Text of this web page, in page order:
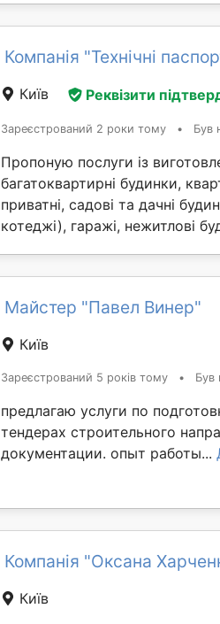
Компанія "Технічні
Київ Реквізити
Зареєстрований 2 роки тому • Був
Пропоную послуги із
багатоквартирні будинки,
приватні, садові та дачні
котеджі), гаражі, нежитлові
Майстер "Павел Винер"
Київ
Зареєстрований 5 років тому • Був
предлагаю услуги по
тендерах строительного
документации. опыт работы...
Компанія "Оксана
Київ